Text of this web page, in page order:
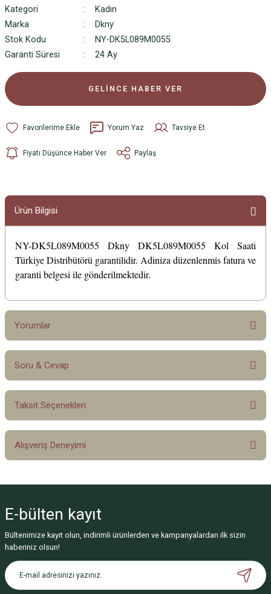
Kategori
Kadın
Marka
Dkny
Stok Kodu
NY-DK5L089M0055
Garanti Süresi
24 Ay
GELİNCE HABER VER
Yorum Yaz Tavsiye Et
Fiyatı Düşünce Haber Ver Paylaş
Ürün Bilgisi
NY-DK5L089M0055 Dkny DK5L089M0055 Kol Saati
Türkiye Distribütörü garantilidir. Adiniza düzenlenmis fatura ve
garanti belgesi ile gönderilmektedir.
Yorumlar
Bu ürüne ilk yorumu siz yapın!
Soru & Cevap
Ürün hakkında henüz soru sorulmamış.
Taksit Seçenekleri
Alışveriş Deneyimi
Deneyimini Paylaş
E-bülten kayıt
Bültenimize kayıt olun, indirimli ürünlerden ve kampanyalardan ilk sizin
haberiniz olsun!